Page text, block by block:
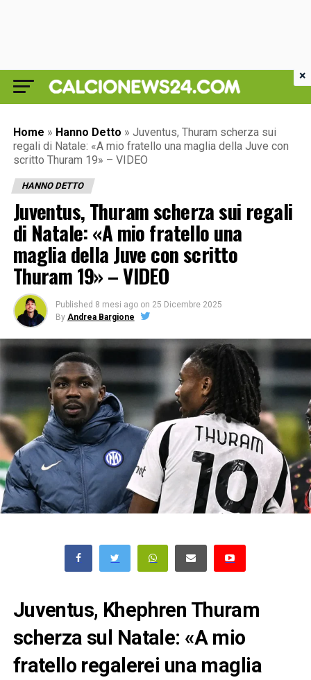
Home » Hanno Detto » Juventus, Thuram scherza sui
regali di Natale: «A mio fratello una maglia della Juve con
scritto Thuram 19» – VIDEO
HANNO DETTO
Juventus, Thuram scherza sui regali
di Natale: «A mio fratello una
maglia della Juve con scritto
Thuram 19» – VIDEO
Published 8 mesi ago on 25 Dicembre 2025
By Andrea Bargione
Juventus, Khephren Thuram
scherza sul Natale: «A mio
fratello regalerei una maglia
×